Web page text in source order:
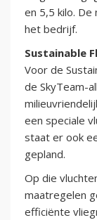
en 5,5 kilo.
het bedrijf.
Sustainable
Voor de
de SkyTeam-
een speciale
staat er ook
gepland.
Op die
maatregelen
efficiënte